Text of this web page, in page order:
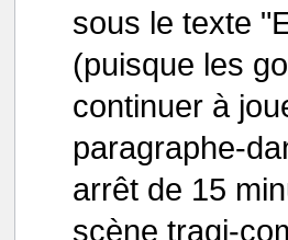
sous le texte
(puisque les
continuer à
paragraphe-
arrêt de 15
scène tragi-